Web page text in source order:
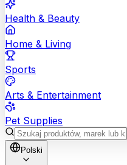
Health & Beauty
Home & Living
Sports
Arts & Entertainment
Pet Supplies
Polski